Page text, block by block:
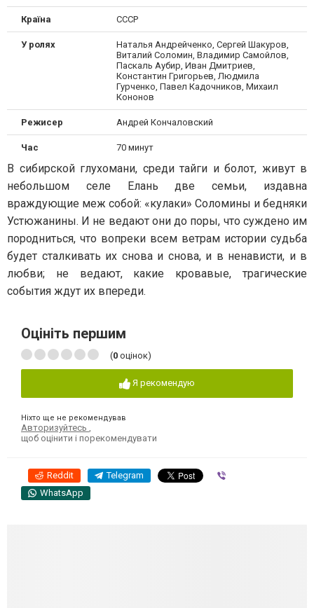
Країна СССР
У ролях
Наталья Андрейченко, Сергей Шакуров,
Виталий Соломин, Владимир Самойлов,
Паскаль Аубир, Иван Дмитриев,
Константин Григорьев, Людмила
Гурченко, Павел Кадочников, Михаил
Кононов
Режисер Андрей Кончаловский
Час 70 минут
В сибирской глухомани, среди тайги и болот, живут в
небольшом селе Елань две семьи, издавна
враждующие меж собой: «кулаки» Соломины и бедняки
Устюжанины. И не ведают они до поры, что суждено им
породниться, что вопреки всем ветрам истории судьба
будет сталкивать их снова и снова, и в ненависти, и в
любви; не ведают, какие кровавые, трагические
события ждут их впереди.
Оцініть першим
(0 оцінок)
Я рекомендую
Ніхто ще не рекомендував
Авторизуйтесь
щоб оцінити і порекомендувати
Reddit Telegram
WhatsApp